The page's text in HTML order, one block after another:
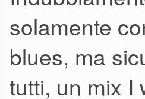
solamente
blues, ma
tutti, un mix I